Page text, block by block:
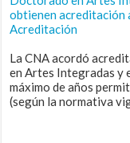
obtienen acreditación
Acreditación
La CNA acordó
en Artes Integradas y
máximo de años
(según la normativa